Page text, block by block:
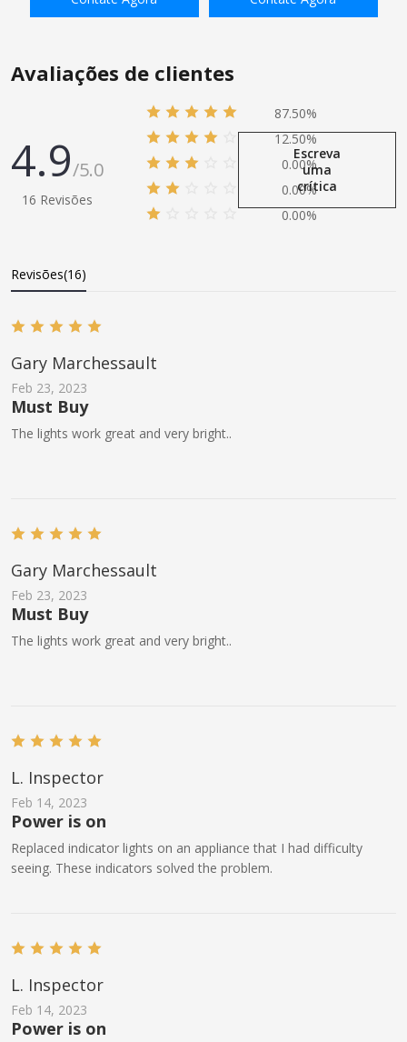
ADICIONAR À SACOLA
Unidades
ADICIONAR À SACOLA
Avaliações de clientes
4.9/5.0
16 Revisões
87.50%
12.50%
0.00%
0.00%
0.00%
Escreva
uma
crítica
Revisões(16)
Gary Marchessault
Feb 23, 2023
Must Buy
The lights work great and very bright..
Gary Marchessault
Feb 23, 2023
Must Buy
The lights work great and very bright..
L. Inspector
Feb 14, 2023
Power is on
Replaced indicator lights on an appliance that I had difficulty
seeing. These indicators solved the problem.
L. Inspector
Feb 14, 2023
Power is on